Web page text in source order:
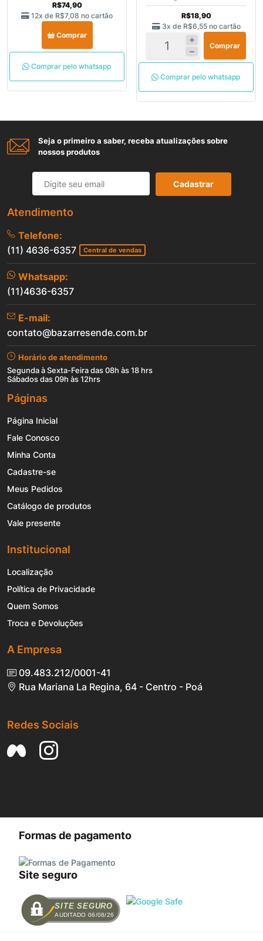
R$74,90
12x de R$7,08 no cartão
Comprar
Comprar pelo whatsapp
R$18,90
3x de R$6,55 no cartão
Comprar
Comprar pelo whatsapp
Seja o primeiro a saber, receba atualizações sobre
nossos produtos
Cadastrar
Atendimento
Telefone:
(11) 4636-6357
Central de vendas
Whatsapp:
(11)4636-6357
E-mail:
contato@bazarresende.com.br
Horário de atendimento
Segunda à Sexta-Feira das 08h às 18 hrs
Sábados das 09h às 12hrs
Páginas
Página Inicial
Fale Conosco
Minha Conta
Cadastre-se
Meus Pedidos
Catálogo de produtos
Vale presente
Institucional
Localização
Política de Privacidade
Quem Somos
Troca e Devoluções
A Empresa
09.483.212/0001-41
Rua Mariana La Regina, 64 - Centro - Poá
Redes Sociais
Formas de pagamento
Site seguro
SITE SEGURO
AUDITADO 06/08/26